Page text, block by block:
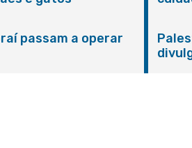
passam a operar